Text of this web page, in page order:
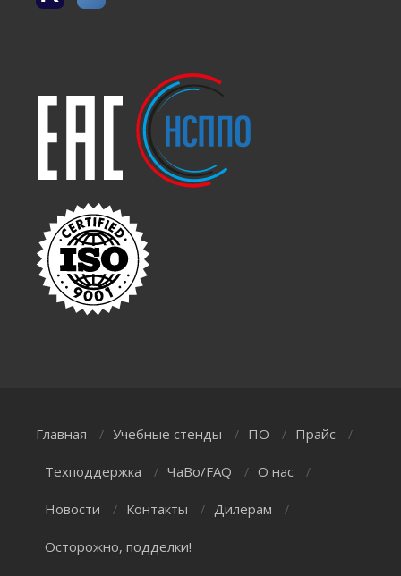
Главная / Учебные стенды / ПО / Прайс /
Техподдержка / ЧаВо/FAQ / О нас /
Новости / Контакты / Дилерам /
Осторожно, подделки!